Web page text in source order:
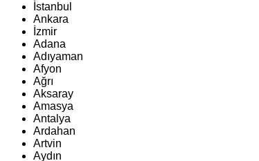
İstanbul
Ankara
İzmir
Adana
Adıyaman
Afyon
Ağrı
Aksaray
Amasya
Antalya
Ardahan
Artvin
Aydın